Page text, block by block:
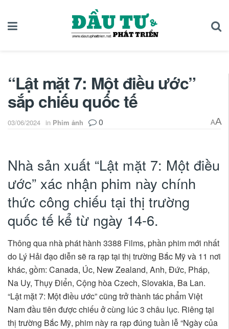
“Lật mặt 7: Một điều ước”
sắp chiếu quốc tế
03/06/2024 in Phim ảnh 0 AA
Nhà sản xuất “Lật mặt 7: Một điều
ước” xác nhận phim này chính
thức công chiếu tại thị trường
quốc tế kể từ ngày 14-6.
Thông qua nhà phát hành 3388 Films, phần phim mới nhất
do Lý Hải đạo diễn sẽ ra rạp tại thị trường Bắc Mỹ và 11 nơi
khác, gồm: Canada, Úc, New Zealand, Anh, Đức, Pháp,
Na Uy, Thụy Điển, Cộng hòa Czech, Slovakia, Ba Lan.
“Lật mặt 7: Một điều ước” cũng trở thành tác phẩm Việt
Nam đầu tiên được chiếu ở cùng lúc 3 châu lục. Riêng tại
thị trường Bắc Mỹ, phim này ra rạp đúng tuần lễ “Ngày của